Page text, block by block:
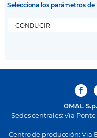
Selecciona los parámetros de
OMAL
Sedes centrales: Via
Centro de producción: Via